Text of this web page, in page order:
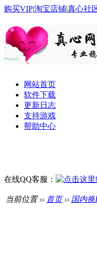
购买VIP|淘宝店铺|真心社
网站首页
软件下载
更新日志
支持游戏
帮助中心
在线QQ客服：
当前位置 ›› 首页›› 国内换